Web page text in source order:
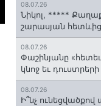
08.07.26
Նիկոլ, *****
շարասյան հետևից
08.07.26
Փաշինյանը
կնոջ եւ
08.07.26
Ի՞նչ